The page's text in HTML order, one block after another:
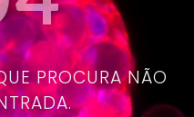
PROCURA NÃO